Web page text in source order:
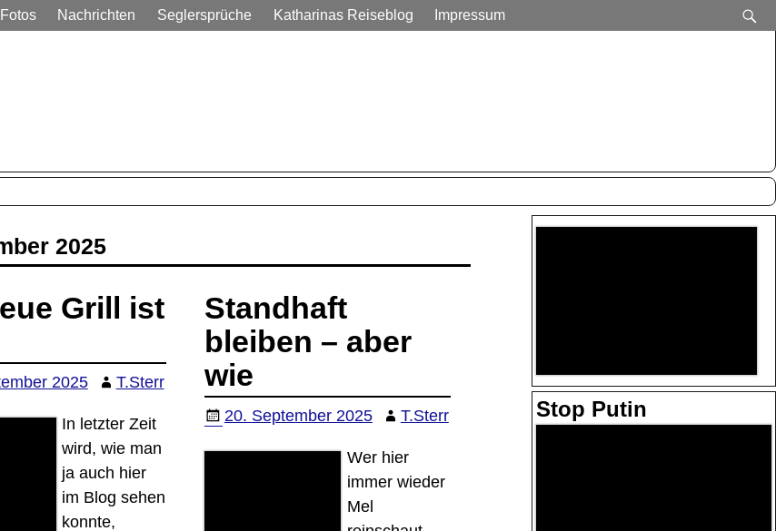
Fotos Nachrichten Seglersprüche Katharinas Reiseblog Impressum
2025
Grill ist
2025 T.Sterr
In letzter Zeit
wird, wie man
ja auch hier
im Blog sehen
konnte,
Standhaft
bleiben – aber
wie
20. September 2025 T.Sterr
Wer hier
immer wieder
Mel
Stop Putin